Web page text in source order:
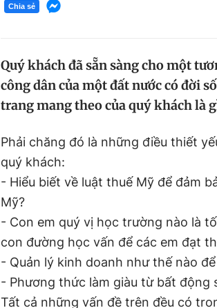
Chia sẻ
Quý khách đã sẵn sàng cho một
công dân của một đất nước có đời
trang mang theo của quý khách là
Phải chăng đó là những điều thiết
quý khách:
- Hiểu biết về luật thuế Mỹ để đảm
Mỹ?
- Con em quý vị học trường nào là
con đường học vấn để các em đạt
- Quản lý kinh doanh như thế nào
- Phương thức làm giàu từ bất động
Tất cả những vấn đề trên đều có